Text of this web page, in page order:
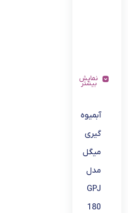
نمایش
بیشتر
آبمیوه
گیری
میگل
مدل
GPJ
180